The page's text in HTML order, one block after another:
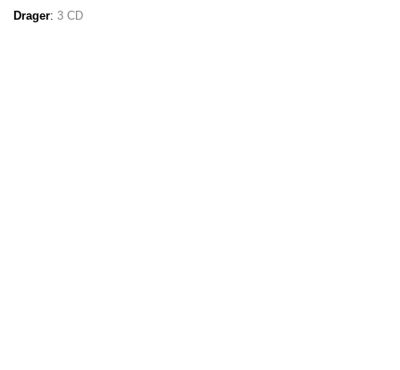
Drager: 3 CD